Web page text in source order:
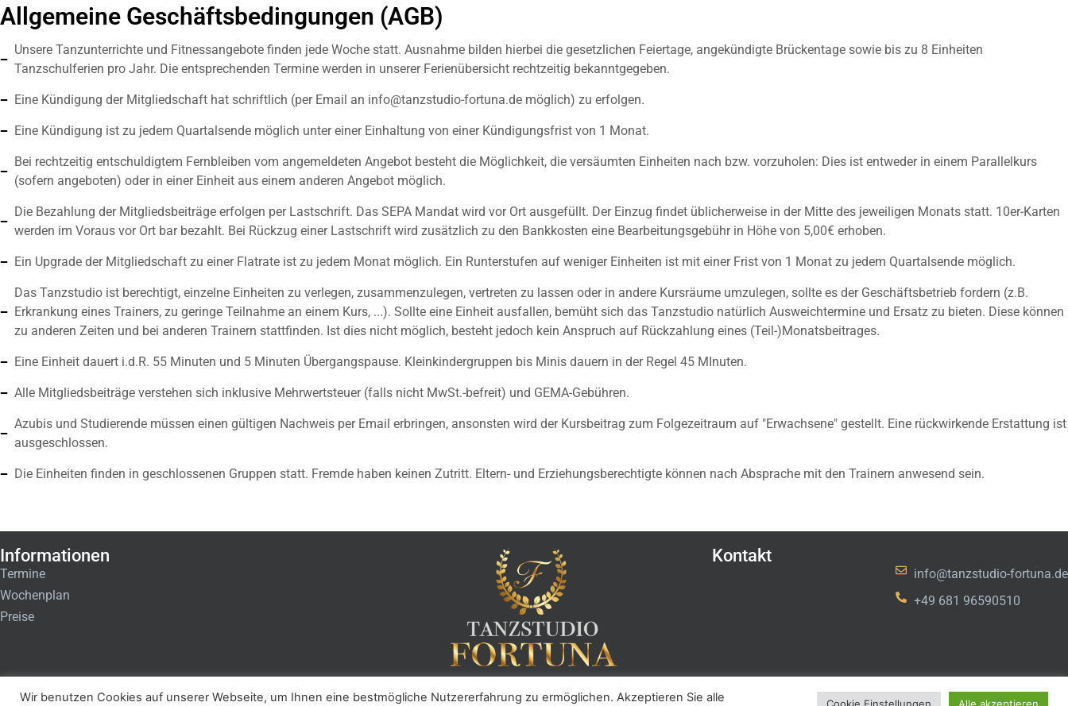
Allgemeine Geschäftsbedingungen (AGB)
Unsere Tanzunterrichte und Fitnessangebote finden jede Woche statt. Ausnahme bilden hierbei die gesetzlichen Feiertage, angekündigte Brückentage sowie bis zu 8 Einheiten
Tanzschulferien pro Jahr. Die entsprechenden Termine werden in unserer Ferienübersicht rechtzeitig bekanntgegeben.
Eine Kündigung der Mitgliedschaft hat schriftlich (per Email an info@tanzstudio-fortuna.de möglich) zu erfolgen.
Eine Kündigung ist zu jedem Quartalsende möglich unter einer Einhaltung von einer Kündigungsfrist von 1 Monat.
Bei rechtzeitig entschuldigtem Fernbleiben vom angemeldeten Angebot besteht die Möglichkeit, die versäumten Einheiten nach bzw. vorzuholen: Dies ist entweder in einem Parallelkurs
(sofern angeboten) oder in einer Einheit aus einem anderen Angebot möglich.
Die Bezahlung der Mitgliedsbeiträge erfolgen per Lastschrift. Das SEPA Mandat wird vor Ort ausgefüllt. Der Einzug findet üblicherweise in der Mitte des jeweiligen Monats statt. 10er-Karten
werden im Voraus vor Ort bar bezahlt. Bei Rückzug einer Lastschrift wird zusätzlich zu den Bankkosten eine Bearbeitungsgebühr in Höhe von 5,00€ erhoben.
Ein Upgrade der Mitgliedschaft zu einer Flatrate ist zu jedem Monat möglich. Ein Runterstufen auf weniger Einheiten ist mit einer Frist von 1 Monat zu jedem Quartalsende möglich.
Das Tanzstudio ist berechtigt, einzelne Einheiten zu verlegen, zusammenzulegen, vertreten zu lassen oder in andere Kursräume umzulegen, sollte es der Geschäftsbetrieb fordern (z.B.
Erkrankung eines Trainers, zu geringe Teilnahme an einem Kurs, ...). Sollte eine Einheit ausfallen, bemüht sich das Tanzstudio natürlich Ausweichtermine und Ersatz zu bieten. Diese können
zu anderen Zeiten und bei anderen Trainern stattfinden. Ist dies nicht möglich, besteht jedoch kein Anspruch auf Rückzahlung eines (Teil-)Monatsbeitrages.
Eine Einheit dauert i.d.R. 55 Minuten und 5 Minuten Übergangspause. Kleinkindergruppen bis Minis dauern in der Regel 45 MInuten.
Alle Mitgliedsbeiträge verstehen sich inklusive Mehrwertsteuer (falls nicht MwSt.-befreit) und GEMA-Gebühren.
Azubis und Studierende müssen einen gültigen Nachweis per Email erbringen, ansonsten wird der Kursbeitrag zum Folgezeitraum auf "Erwachsene" gestellt. Eine rückwirkende Erstattung ist
ausgeschlossen.
Die Einheiten finden in geschlossenen Gruppen statt. Fremde haben keinen Zutritt. Eltern- und Erziehungsberechtigte können nach Absprache mit den Trainern anwesend sein.
Informationen
Termine
Wochenplan
Preise
Kontakt
info@tanzstudio-fortuna.de
+49 681 96590510
Wir benutzen Cookies auf unserer Webseite, um Ihnen eine bestmögliche Nutzererfahrung zu ermöglichen. Akzeptieren Sie alle